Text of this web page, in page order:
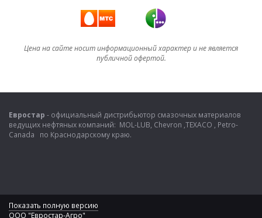
Цена на сайте носит информационный характер и не является
публичной офертой.
Евростар - официальный дистрибьютор смазочных материалов
ведущих нефтяных компаний: MOL-LUB, Chevron ,TEXACO , Petro-
Canada по Краснодарскому краю.
Показать полную версию
ООО "Евростар-Агро"